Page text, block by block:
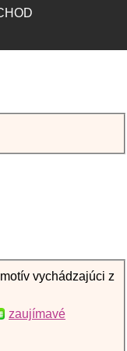
vychádzajúci z
zaujímavé